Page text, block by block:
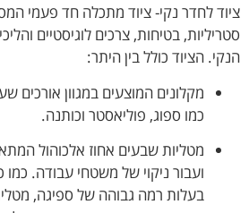
ציוד לחדר נקי- ציוד מתכלה חד פעמי
סטריליות, בטיחות, צרכים לוגיסטיים
הנקי. הציוד כולל בין היתר:
מקלונים המוצעים במגוון אורכים
כמו ספוג, פוליאסטר וכותנה.
מטליות שבעים אחוז אלכוהול
ועבור ניקוי של משטחי עבודה. כמו
בעלות רמה גבוהה של ספיגה,